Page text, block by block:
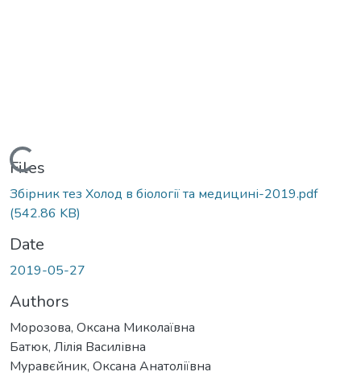
Loading...
Files
Збірник тез Холод в біології та медицині-2019.pdf
(542.86 KB)
Date
2019-05-27
Authors
Морозова, Оксана Миколаївна
Батюк, Лілія Василівна
Муравєйник, Оксана Анатоліївна